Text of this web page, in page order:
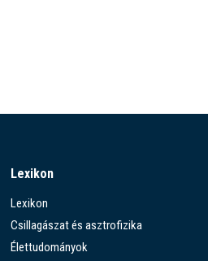
Lexikon
Lexikon
Csillagászat és asztrofizika
Élettudományok